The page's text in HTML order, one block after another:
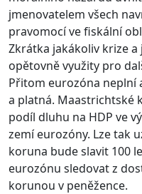
jmenovatelem všech
pravomocí ve fiskální
Zkrátka jakákoliv krize
opětovně využity pro
Přitom eurozóna neplní
a platná. Maastrichtské
podíl dluhu na HDP ve
zemí eurozóny. Lze tak
koruna bude slavit 100
eurozónu sledovat z
korunou v peněžence.